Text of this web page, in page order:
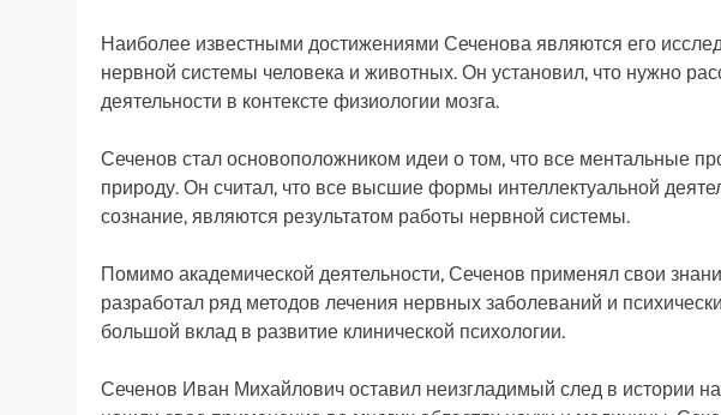
Наиболее известными достижениями Сеченова являются его
нервной системы человека и животных. Он установил, что нужно
деятельности в контексте физиологии мозга.
Сеченов стал основоположником идеи о том, что все ментальные
природу. Он считал, что все высшие формы интеллектуальной
сознание, являются результатом работы нервной системы.
Помимо академической деятельности, Сеченов применял свои
разработал ряд методов лечения нервных заболеваний и
большой вклад в развитие клинической психологии.
Сеченов Иван Михайлович оставил неизгладимый след в истории